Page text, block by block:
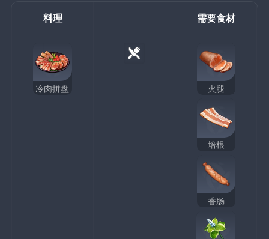
料理 需要食材
冷肉拼盘 火腿
培根
香肠